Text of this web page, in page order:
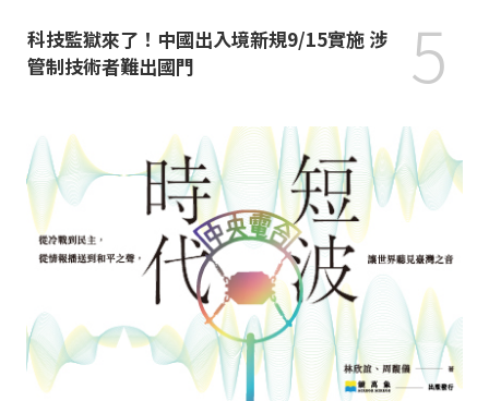
科技監獄來了！中國出入境新規9/15實施 涉
管制技術者難出國門
5